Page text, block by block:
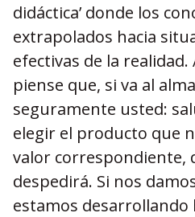
didáctica’ donde los
extrapolados hacia
efectivas de la
piense que, si va al
seguramente usted:
elegir el producto que
valor correspondiente,
despedirá. Si nos
estamos desarrollando